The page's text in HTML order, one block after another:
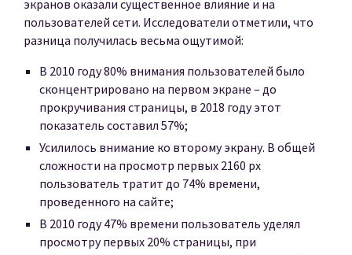
экранов оказали существенное влияние и на
пользователей сети. Исследователи отметили, что
разница получилась весьма ощутимой:
В 2010 году 80% внимания пользователей было
сконцентрировано на первом экране – до
прокручивания страницы, в 2018 году этот
показатель составил 57%;
Усилилось внимание ко второму экрану. В общей
сложности на просмотр первых 2160 px
пользователь тратит до 74% времени,
проведенного на сайте;
В 2010 году 47% времени пользователь уделял
просмотру первых 20% страницы, при